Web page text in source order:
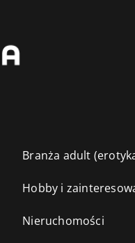
Branża adult
Hobby i
Nieruchomości